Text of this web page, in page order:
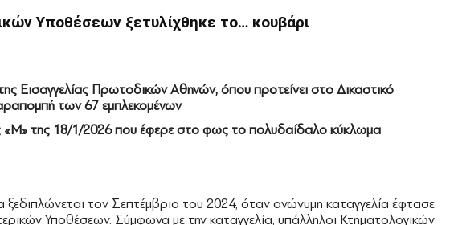
Υποθέσεων ξετυλίχθηκε το… κουβάρι
Εισαγγελίας Πρωτοδικών Αθηνών, όπου προτείνει στο Δικαστικό
των 67 εμπλεκομένων
«Μ» της 18/1/2026 που έφερε στο φως το πολυδαίδαλο κύκλωμα
ξεδιπλώνεται τον Σεπτέμβριο του 2024, όταν ανώνυμη καταγγελία έφτασε
Υποθέσεων. Σύμφωνα με την καταγγελία, υπάλληλοι Κτηματολογικών